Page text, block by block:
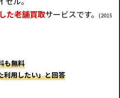
た老舗買取サービスです。
(2015
も無料
用したい」と回答